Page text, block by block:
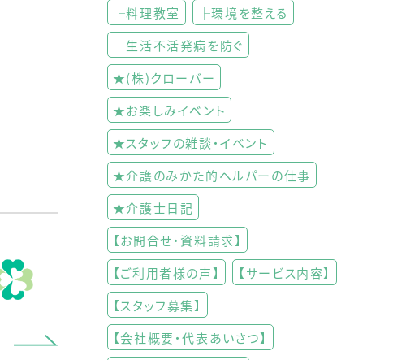
├料理教室
├環境を整える
├生活不活発病を防ぐ
★(株)クローバー
★お楽しみイベント
★スタッフの雑談・イベント
★介護のみかた的ヘルパーの仕事
★介護士日記
【お問合せ・資料請求】
【ご利用者様の声】
【サービス内容】
【スタッフ募集】
【会社概要・代表あいさつ】